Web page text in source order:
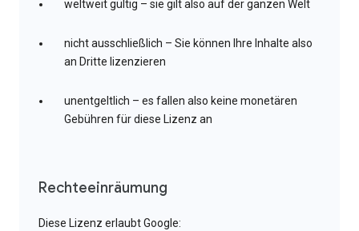
weltweit gültig – sie gilt also auf der ganzen Welt
nicht ausschließlich – Sie können Ihre Inhalte also
an Dritte lizenzieren
unentgeltlich – es fallen also keine monetären
Gebühren für diese Lizenz an
Rechteeinräumung
Diese Lizenz erlaubt Google: